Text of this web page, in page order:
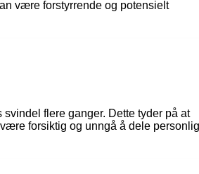
være forstyrrende og potensielt
flere ganger. Dette tyder på at
forsiktig og unngå å dele personlig